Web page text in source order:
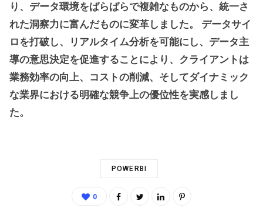
り、データ環境をばらばらで複雑なものから、統一さ
れた洞察力に富んだものに変革しました。 データサイ
ロを打破し、リアルタイム分析を可能にし、データ主
導の意思決定を促進することにより、クライアントは
業務効率の向上、コストの削減、そしてダイナミック
な業界における明確な競争上の優位性を実感しまし
た。
POWERBI
0